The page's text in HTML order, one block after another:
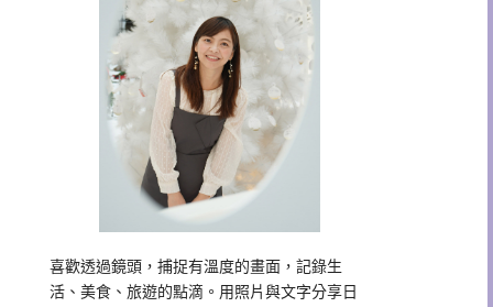
喜歡透過鏡頭，捕捉有溫度的畫面，記錄生
活、美食、旅遊的點滴。用照片與文字分享日